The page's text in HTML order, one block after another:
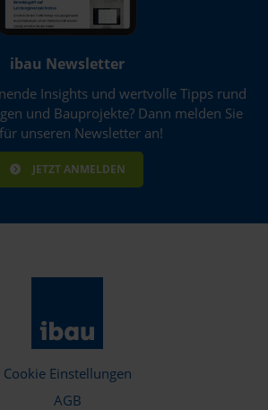
ibau Newsletter
Insights und wertvolle Tipps rund
und Bauprojekte? Dann melden Sie
unseren Newsletter an!
JETZT ANMELDEN
Cookie Einstellungen
AGB